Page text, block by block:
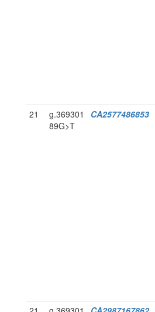
21
g.369301
89G>T
CA2577486853